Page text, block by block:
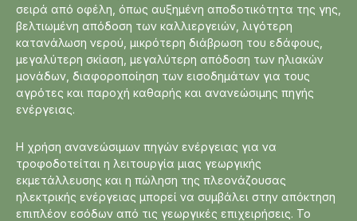
σειρά από οφέλη, όπως αυξημένη αποδοτικότητα της γης,
βελτιωμένη απόδοση των καλλιεργειών, λιγότερη
κατανάλωση νερού, μικρότερη διάβρωση του εδάφους,
μεγαλύτερη σκίαση, μεγαλύτερη απόδοση των ηλιακών
μονάδων, διαφοροποίηση των εισοδημάτων για τους
αγρότες και παροχή καθαρής και ανανεώσιμης πηγής
ενέργειας.
Η χρήση ανανεώσιμων πηγών ενέργειας για να
τροφοδοτείται η λειτουργία μιας γεωργικής
εκμετάλλευσης και η πώληση της πλεονάζουσας
ηλεκτρικής ενέργειας μπορεί να συμβάλει στην απόκτηση
επιπλέον εσόδων από τις γεωργικές επιχειρήσεις. Το